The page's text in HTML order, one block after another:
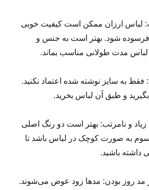
لباس ارزان ممکن است کیفیت خوبی
فرسوده شود. بهتر است به جنس و
مدت طولانی مناسب بماند.
فقط به سایز نوشته شده اعتماد نکنید.
بگیرید و طبق آن لباس بخرید.
زیاد و نامرتب: بهتر است دو رنگ اصلی
سوم به صورت کوچک در لباس باشد تا
داشته باشید.
مد روز بودن: مدها زود عوض می‌شوند.